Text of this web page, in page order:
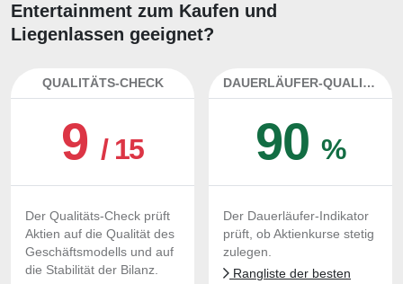
Entertainment zum Kaufen und
Liegenlassen geeignet?
QUALITÄTS-CHECK
9/ 15
Der Qualitäts-Check prüft
Aktien auf die Qualität des
Geschäftsmodells und auf
die Stabilität der Bilanz.
DAUERLÄUFER-QUALITÄTEN
90%
Der Dauerläufer-Indikator
prüft, ob Aktienkurse stetig
zulegen.
Rangliste der besten